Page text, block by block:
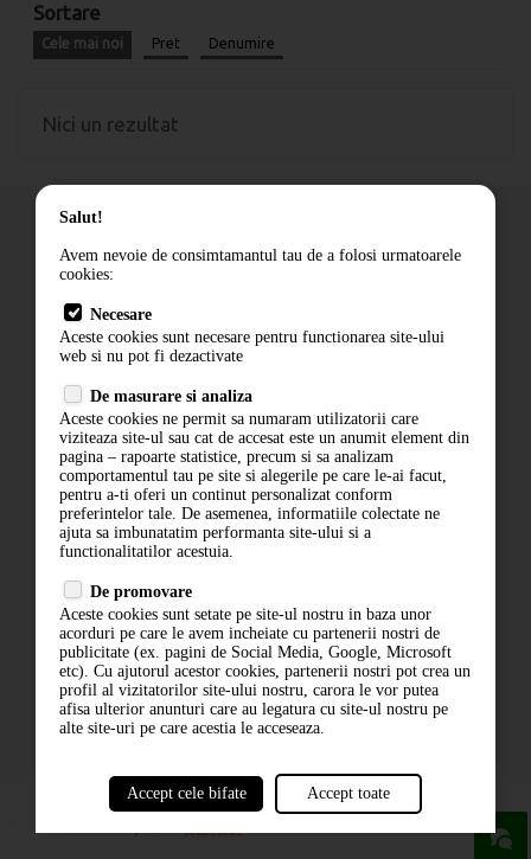
Sortare
Cele mai noi Pret Denumire
Nici un rezultat
Cum comand
Livrare
Contact
Politica de confidentialitate
ANPC
ABONARE LA NEWSLETTER
ABONARE
Salut!
Avem nevoie de consimtamantul tau de a folosi urmatoarele
cookies:
Necesare
Aceste cookies sunt necesare pentru functionarea site-ului
web si nu pot fi dezactivate
De masurare si analiza
Aceste cookies ne permit sa numaram utilizatorii care
viziteaza site-ul sau cat de accesat este un anumit element din
pagina – rapoarte statistice, precum si sa analizam
comportamentul tau pe site si alegerile pe care le-ai facut,
pentru a-ti oferi un continut personalizat conform
preferintelor tale. De asemenea, informatiile colectate ne
ajuta sa imbunatatim performanta site-ului si a
functionalitatilor acestuia.
De promovare
Aceste cookies sunt setate pe site-ul nostru in baza unor
acorduri pe care le avem incheiate cu partenerii nostri de
publicitate (ex. pagini de Social Media, Google, Microsoft
etc). Cu ajutorul acestor cookies, partenerii nostri pot crea un
profil al vizitatorilor site-ului nostru, carora le vor putea
afisa ulterior anunturi care au legatura cu site-ul nostru pe
alte site-uri pe care acestia le acceseaza.
Accept cele bifate Accept toate